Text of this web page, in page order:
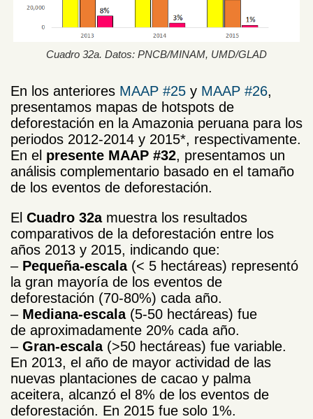
Cuadro 32a. Datos: PNCB/MINAM, UMD/GLAD
En los anteriores MAAP #25 y MAAP #26,
presentamos mapas de hotspots de
deforestación en la Amazonia peruana para los
periodos 2012-2014 y 2015*, respectivamente.
En el presente MAAP #32, presentamos un
análisis complementario basado en el tamaño
de los eventos de deforestación.
El Cuadro 32amuestra los resultados
comparativos de la deforestación entre los
años 2013 y 2015, indicando que:
– Pequeña-escala(< 5 hectáreas) representó
la gran mayoría de los eventos de
deforestación (70-80%) cada año.
– Mediana-escala(5-50 hectáreas) fue
de aproximadamente 20% cada año.
– Gran-escala(>50 hectáreas) fue variable.
En 2013, el año de mayor actividad de las
nuevas plantaciones de cacao y palma
aceitera, alcanzó el 8% de los eventos de
deforestación. En 2015 fue solo 1%.